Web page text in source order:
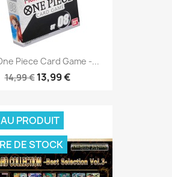
Piece Card Game -...
14,99 € 13,99 €
PRODUIT
DE STOCK